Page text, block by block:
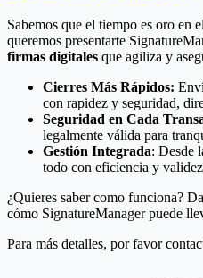
Sabemos que el tiempo es oro en
queremos presentarte
firmas digitales que agiliza y
Cierres Más Rápidos:
con rapidez y seguridad,
Seguridad en Cada
legalmente válida para
Gestión Integrada: Desde
todo con eficiencia y
¿Quieres saber como funciona?
cómo SignatureManager puede
Para más detalles, por favor